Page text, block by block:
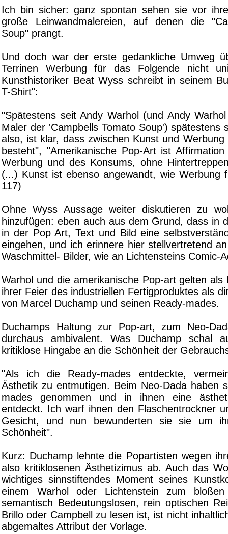
Ich bin sicher: ganz spontan sehen sie vor
große Leinwandmalereien, auf denen die
Soup" prangt.
Und doch war der erste gedankliche Umweg
Terrinen Werbung für das Folgende nicht
Kunsthistoriker Beat Wyss schreibt in seinem
T-Shirt":
"Spätestens seit Andy Warhol (und Andy
Maler der 'Campbells Tomato Soup') spätestens
also, ist klar, dass zwischen Kunst und Werbung
besteht", "Amerikanische Pop-Art ist
Werbung und des Konsums, ohne
(...) Kunst ist ebenso angewandt, wie Werbung
117)
Ohne Wyss Aussage weiter diskutieren zu
hinzufügen: eben auch aus dem Grund, dass in
in der Pop Art, Text und Bild eine
eingehen, und ich erinnere hier stellvertretend
Waschmittel- Bilder, wie an Lichtensteins Comic-
Warhol und die amerikanische Pop-art gelten als
ihrer Feier des industriellen Fertigproduktes als
von Marcel Duchamp und seinen Ready-mades.
Duchamps Haltung zur Pop-art, zum Neo-
durchaus ambivalent. Was Duchamp schal
kritiklose Hingabe an die Schönheit der
"Als ich die Ready-mades entdeckte,
Ästhetik zu entmutigen. Beim Neo-Dada haben
mades genommen und in ihnen eine
entdeckt. Ich warf ihnen den Flaschentrockner
Gesicht, und nun bewunderten sie sie um
Schönheit".
Kurz: Duchamp lehnte die Popartisten wegen
also kritiklosenen Ästhetizimus ab. Auch das
wichtiges sinnstiftendes Moment seines
einem Warhol oder Lichtenstein zum
semantisch Bedeutungslosen, rein optischen
Brillo oder Campbell zu lesen ist, ist nicht
abgemaltes Attribut der Vorlage.